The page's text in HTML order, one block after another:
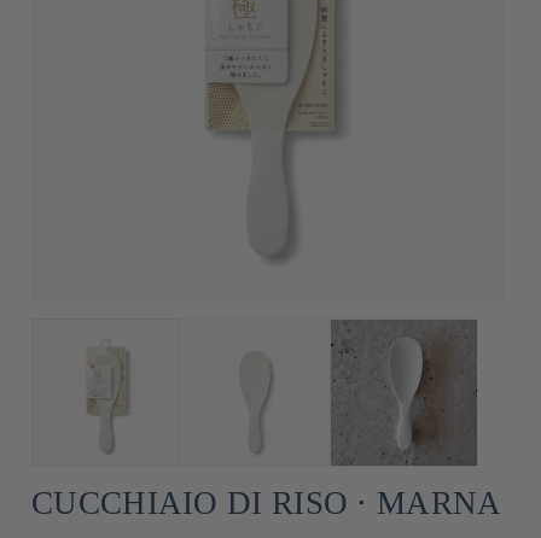
CUCCHIAIO DI RISO ⋅ MARNA